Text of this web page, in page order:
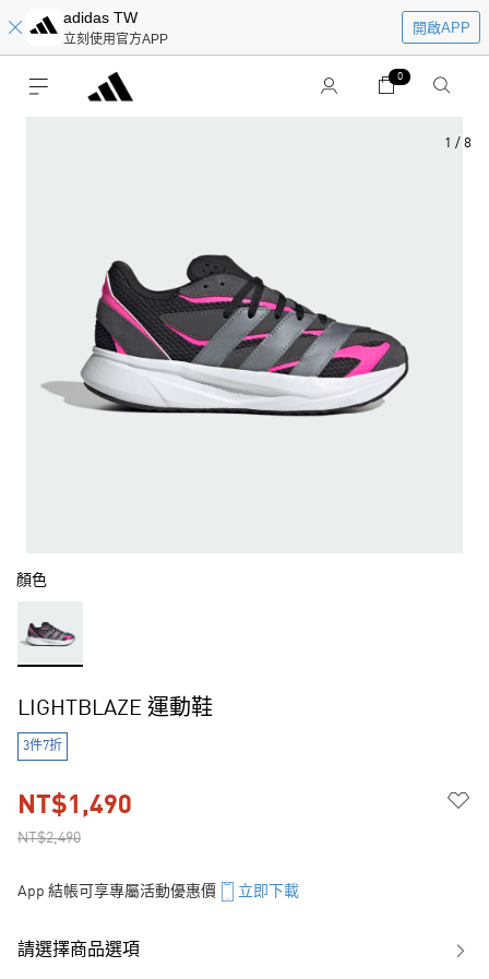
adidas TW
立刻使用官方APP
開啟APP
0
1 / 8
顏色
LIGHTBLAZE 運動鞋
3件7折
NT$2,490
NT$1,490
App 結帳可享專屬活動優惠價 立即下載
請選擇商品選項